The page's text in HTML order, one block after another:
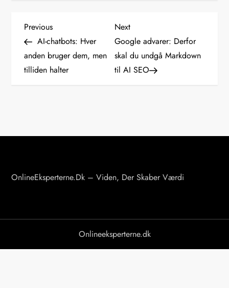
I
n
d
g
i
Previous
Post
Previous
AI-chatbots: Hver
anden bruger dem, men
tilliden halter
Next
Post
Next
Google advarer: Derfor
skal du undgå Markdown
til AI SEO
OnlineEksperterne.dk – Viden, Der Skaber Værdi
Onlineeksperterne.dk